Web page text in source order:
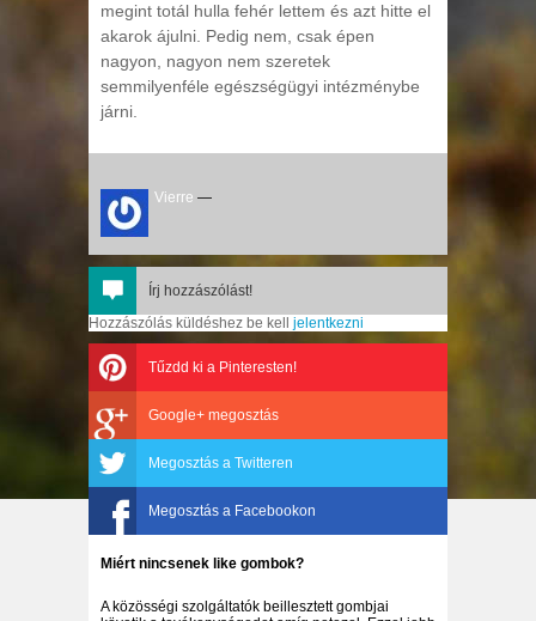
megint totál hulla fehér lettem és azt hitte el
akarok ájulni. Pedig nem, csak épen
nagyon, nagyon nem szeretek
semmilyenféle egészségügyi intézménybe
járni.
Vierre —
Írj hozzászólást!
Hozzászólás küldéshez be kell jelentkezni
Tűzdd ki a Pinteresten!
Google+ megosztás
Megosztás a Twitteren
Megosztás a Facebookon
Miért nincsenek like gombok?
A közösségi szolgáltatók beillesztett gombjai